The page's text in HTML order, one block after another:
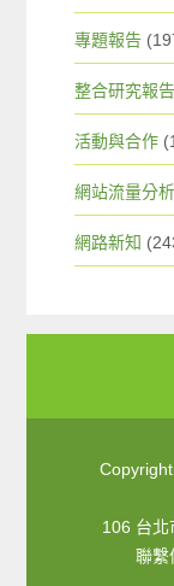
專題報告
整合研究報告
活動與合作
網站流量分析
網路新知
106 台北
聯繫